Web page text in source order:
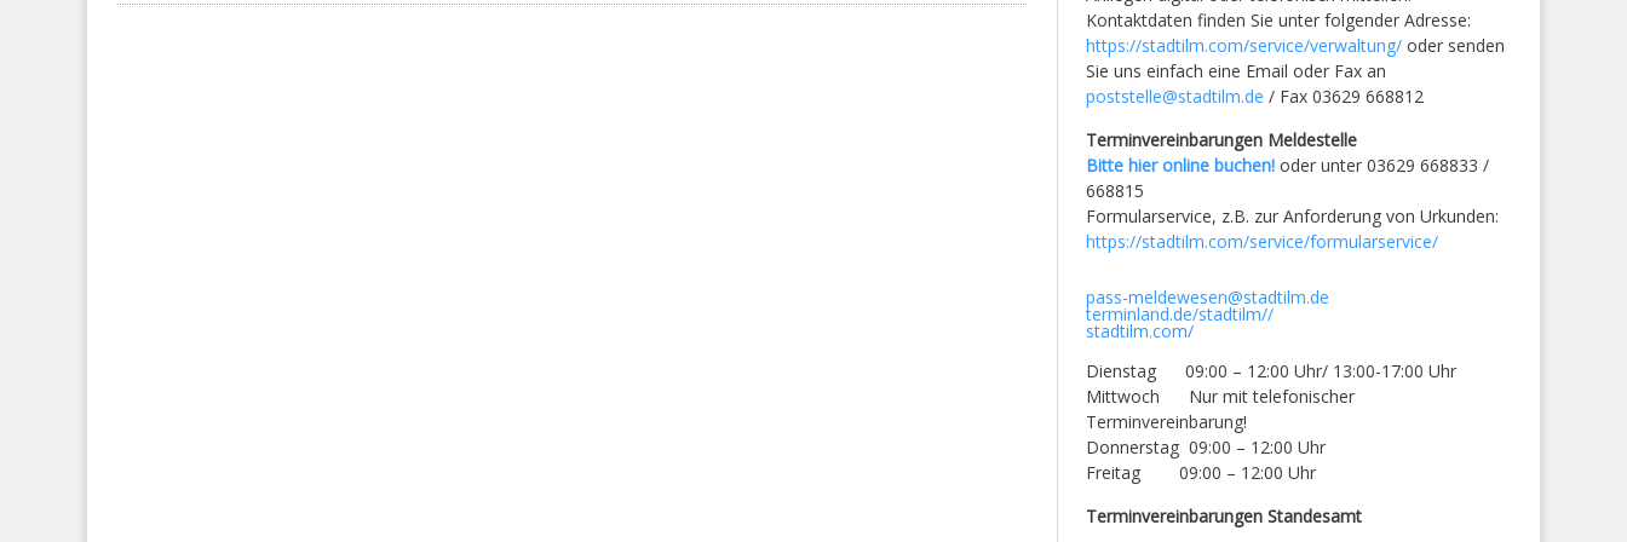
Kontaktdaten finden Sie unter folgender Adresse:
https://stadtilm.com/service/verwaltung/ oder senden
Sie uns einfach eine Email oder Fax an
poststelle@stadtilm.de / Fax 03629 668812
Terminvereinbarungen Meldestelle
Bitte hier online buchen! oder unter 03629 668833 /
668815
Formularservice, z.B. zur Anforderung von Urkunden:
https://stadtilm.com/service/formularservice/
pass-meldewesen@stadtilm.de
terminland.de/stadtilm//
stadtilm.com/
Dienstag 09:00 – 12:00 Uhr/ 13:00-17:00 Uhr
Mittwoch Nur mit telefonischer
Terminvereinbarung!
Donnerstag 09:00 – 12:00 Uhr
Freitag 09:00 – 12:00 Uhr
Terminvereinbarungen Standesamt